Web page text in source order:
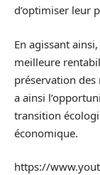
d’optimiser leur
En agissant
meilleure
préservation des
a ainsi
transition
économique.
https://